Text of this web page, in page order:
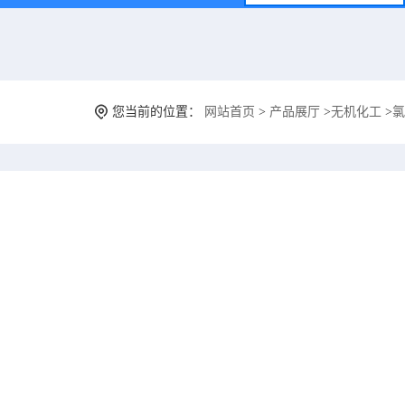
您当前的位置： 网站首页 > 产品展厅 >无机化工 >